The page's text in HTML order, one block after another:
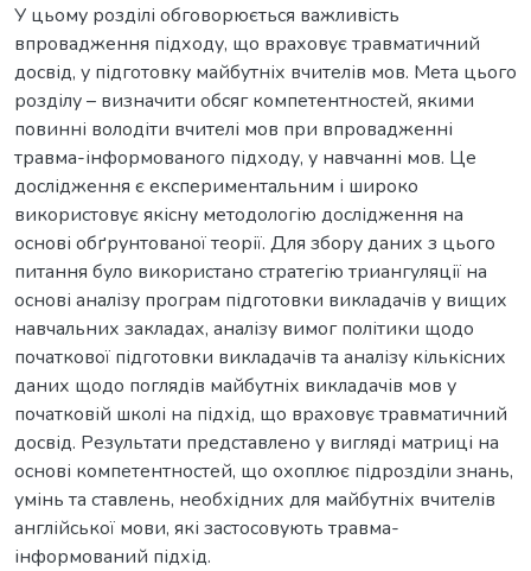
У цьому розділі обговорюється важливість
впровадження підходу, що враховує травматичний
досвід, у підготовку майбутніх вчителів мов. Мета цього
розділу – визначити обсяг компетентностей, якими
повинні володіти вчителі мов при впровадженні
травма-інформованого підходу, у навчанні мов. Це
дослідження є експериментальним і широко
використовує якісну методологію дослідження на
основі обґрунтованої теорії. Для збору даних з цього
питання було використано стратегію триангуляції на
основі аналізу програм підготовки викладачів у вищих
навчальних закладах, аналізу вимог політики щодо
початкової підготовки викладачів та аналізу кількісних
даних щодо поглядів майбутніх викладачів мов у
початковій школі на підхід, що враховує травматичний
досвід. Результати представлено у вигляді матриці на
основі компетентностей, що охоплює підрозділи знань,
умінь та ставлень, необхідних для майбутніх вчителів
англійської мови, які застосовують травма-
інформований підхід.